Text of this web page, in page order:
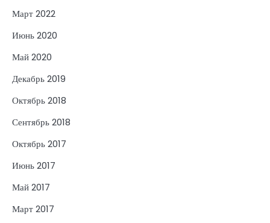
Март 2022
Июнь 2020
Май 2020
Декабрь 2019
Октябрь 2018
Сентябрь 2018
Октябрь 2017
Июнь 2017
Май 2017
Март 2017